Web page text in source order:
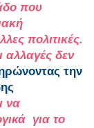
που
πολιτικές.
αλλαγές δεν
την
να
για το